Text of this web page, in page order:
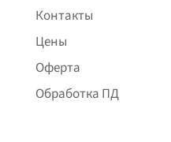
Контакты
Цены
Оферта
Обработка ПД